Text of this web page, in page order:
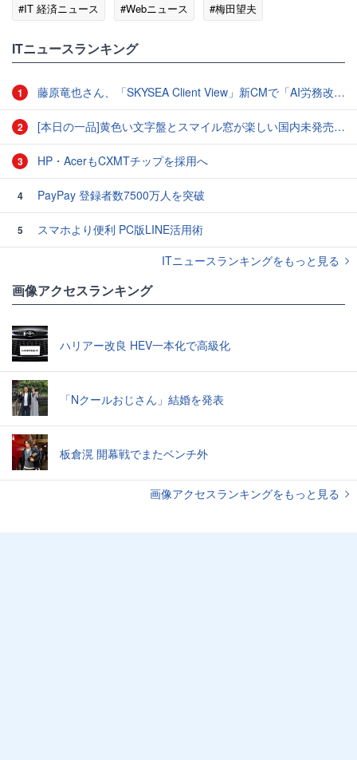
#IT 経済ニュース #Webニュース #梅田望夫
ITニュースランキング
1 藤原竜也さん、「SKYSEA Client View」新CMで「AI労務改善」をアピール 働き方をAIが分析したら「すぐに休んで」と言われる？
2 [本日の一品]黄色い文字盤とスマイル窓が楽しい国内未発売のCASIO「AMW-880D」
3 HP・AcerもCXMTチップを採用へ
4 PayPay 登録者数7500万人を突破
5
スマホより便利 PC版LINE活用術
ITニュースランキングをもっと見る
画像アクセスランキング
ハリアー改良 HEV一本化で高級化
「Nクールおじさん」結婚を発表
板倉滉 開幕戦でまたベンチ外
画像アクセスランキングをもっと見る